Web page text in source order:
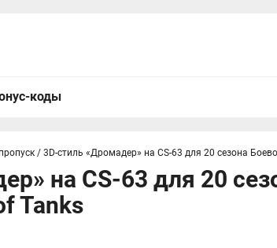
коды
/ 3D-стиль «Дромадер» на CS-63 для 20 сезона
на CS-63 для 20
Tanks